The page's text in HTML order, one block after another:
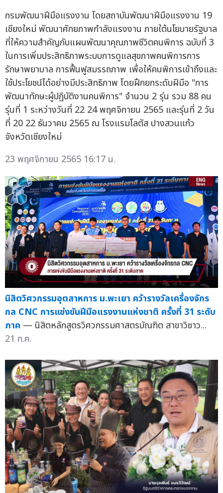
กรมพัฒนาฝีมือแรงงาน โดยสถาบันพัฒนาฝีมือแรงงาน 19
เชียงใหม่ พัฒนาศักยภาพกำลังแรงงาน ภายใต้นโยบายรัฐบาล
ที่ให้ความสำคัญกับแผนพัฒนาคุณภาพชีวิตคนพิการ ฉบับที่ 3
ในการเพิ่มประสิทธิภาพระบบการดูแลสุขภาพคนพิการการ
รักษาพยาบาล การฟื้นฟูสมรรถภาพ เพื่อให้คนพิการเข้าถึงและ
ใช้ประโยชน์ได้อย่างมีประสิทธิภาพ โดยฝึกยกระดับฝีมือ "การ
พัฒนาทักษะผู้ปฏิบัติงานคนพิการ" จำนวน 2 รุ่น รวม 88 คน
รุ่นที่ 1 ระหว่างวันที่ 22 24 พฤศจิกายน 2565 และรุ่นที่ 2 วัน
ที่ 20 22 ธันวาคม 2565 ณ โรงแรมโลตัส ปางสวนแก้ว
จังหวัดเชียงใหม่
23 พฤศจิกายน 2565 16:17 น.
นิสิตวิศวกรรมอุตสาหการ ม.พะเยา คว้ารางวัลเครื่องจักร
กล CNC การแข่งขันฝีมือแรงงานแห่งชาติ ครั้งที่ 31 ระดับ
ภาค — นิสิตหลักสูตรวิศวกรรมศาสตรบัณฑิต สาขาวิชาว...
21 ก.ค.